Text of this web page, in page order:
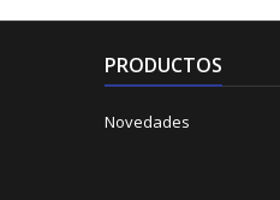
PRODUCTOS
Novedades